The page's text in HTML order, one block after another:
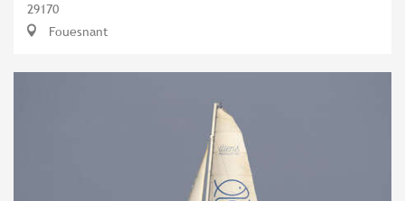
29170
Fouesnant